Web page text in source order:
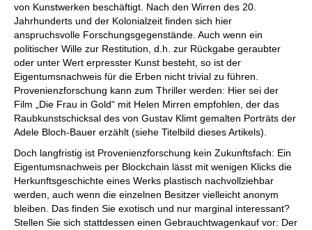
von Kunstwerken beschäftigt. Nach den Wirren des 20.
Jahrhunderts und der Kolonialzeit finden sich hier
anspruchsvolle Forschungsgegenstände. Auch wenn ein
politischer Wille zur Restitution, d.h. zur Rückgabe geraubter
oder unter Wert erpresster Kunst besteht, so ist der
Eigentumsnachweis für die Erben nicht trivial zu führen.
Provenienzforschung kann zum Thriller werden: Hier sei der
Film „Die Frau in Gold“ mit Helen Mirren empfohlen, der das
Raubkunstschicksal des von Gustav Klimt gemalten Porträts der
Adele Bloch-Bauer erzählt (siehe Titelbild dieses Artikels).
Doch langfristig ist Provenienzforschung kein Zukunftsfach: Ein
Eigentumsnachweis per Blockchain lässt mit wenigen Klicks die
Herkunftsgeschichte eines Werks plastisch nachvollziehbar
werden, auch wenn die einzelnen Besitzer vielleicht anonym
bleiben. Das finden Sie exotisch und nur marginal interessant?
Stellen Sie sich stattdessen einen Gebrauchtwagenkauf vor: Der